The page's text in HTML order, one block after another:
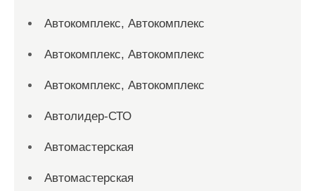
Автокомплекс, Автокомплекс
Автокомплекс, Автокомплекс
Автокомплекс, Автокомплекс
Автолидер-СТО
Автомастерская
Автомастерская